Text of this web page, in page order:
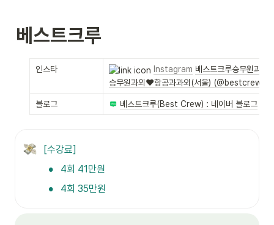
베스트크루
인스타 Instagram 베스트크루승무원과외
승무원과외❤항공과과외(서울)
블로그 베스트크루(Best Crew) : 네이버 블로그
[수강료]
• 4회 41만원
• 4회 35만원